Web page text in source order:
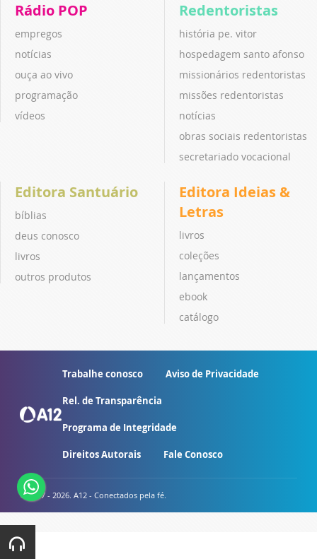
Rádio POP
empregos
notícias
ouça ao vivo
programação
vídeos
Redentoristas
história pe. vitor
hospedagem santo afonso
missionários redentoristas
missões redentoristas
notícias
obras sociais redentoristas
secretariado vocacional
Editora Santuário
bíblias
deus conosco
livros
outros produtos
Editora Ideias &
Letras
livros
coleções
lançamentos
ebook
catálogo
Trabalhe conosco Aviso de Privacidade
Rel. de Transparência
Programa de Integridade
Direitos Autorais Fale Conosco
© 2007 - 2026. A12 - Conectados pela fé.